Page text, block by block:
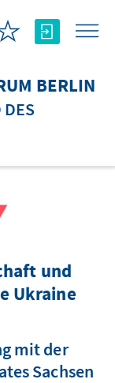
BERLIN
DES
und
Ukraine
mit der
Sachsen